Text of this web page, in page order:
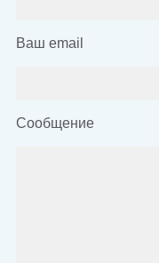
Ваш email
Сообщение